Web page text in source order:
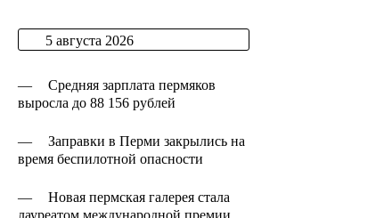
5 августа 2026
—
Средняя зарплата пермяков
выросла до 88 156 рублей
—
Заправки в Перми закрылись на
время беспилотной опасности
—
Новая пермская галерея стала
лауреатом международной премии